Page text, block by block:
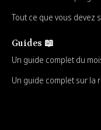
Tout ce que vous devez
Guides 📖
Un guide complet du
Un guide complet sur la